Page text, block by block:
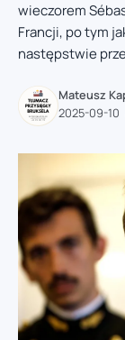
wieczorem
Francji, po tym
następstwie
Mateusz
2025-09-10